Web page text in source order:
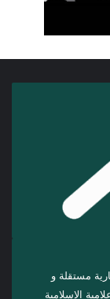
مستقلة و
الإسلامية